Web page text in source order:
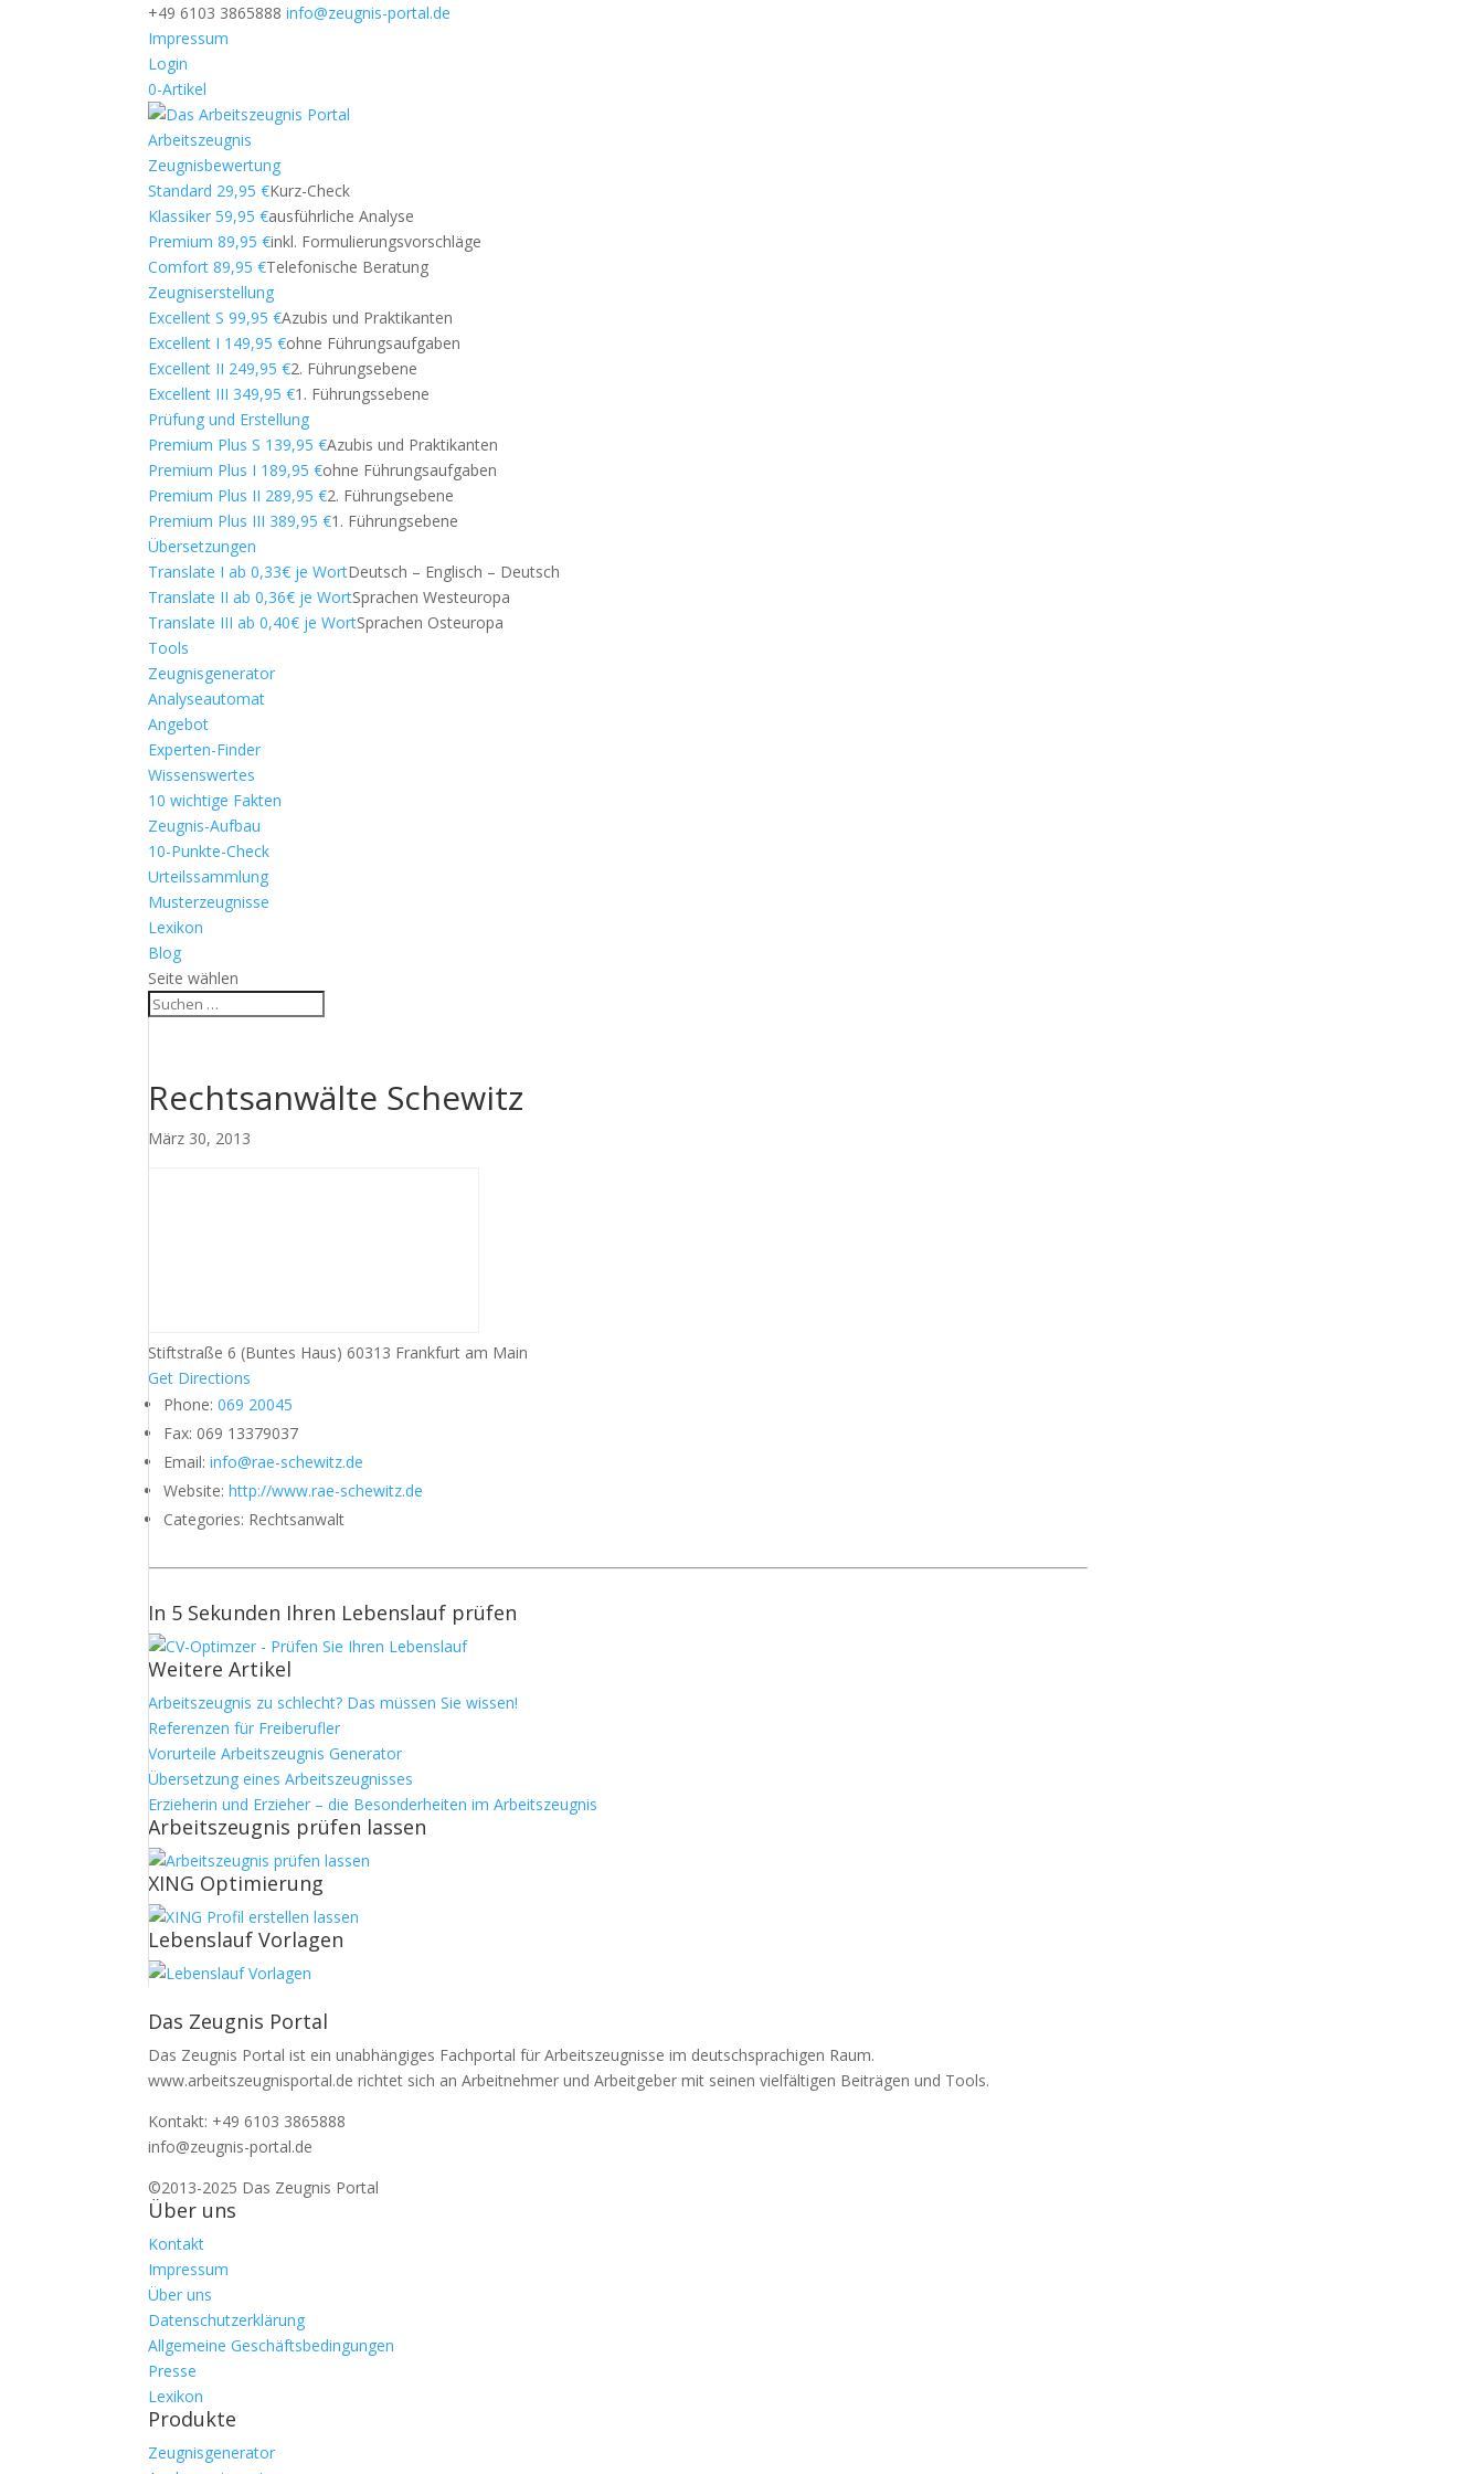
+49 6103 3865888 info@zeugnis-portal.de
Impressum
Login
0-Artikel
Arbeitszeugnis
Zeugnisbewertung
Standard 29,95 €Kurz-Check
Klassiker 59,95 €ausführliche Analyse
Premium 89,95 €inkl. Formulierungsvorschläge
Comfort 89,95 €Telefonische Beratung
Zeugniserstellung
Excellent S 99,95 €Azubis und Praktikanten
Excellent I 149,95 €ohne Führungsaufgaben
Excellent II 249,95 €2. Führungsebene
Excellent III 349,95 €1. Führungssebene
Prüfung und Erstellung
Premium Plus S 139,95 €Azubis und Praktikanten
Premium Plus I 189,95 €ohne Führungsaufgaben
Premium Plus II 289,95 €2. Führungsebene
Premium Plus III 389,95 €1. Führungsebene
Übersetzungen
Translate I ab 0,33€ je WortDeutsch – Englisch – Deutsch
Translate II ab 0,36€ je WortSprachen Westeuropa
Translate III ab 0,40€ je WortSprachen Osteuropa
Tools
Zeugnisgenerator
Analyseautomat
Angebot
Experten-Finder
Wissenswertes
10 wichtige Fakten
Zeugnis-Aufbau
10-Punkte-Check
Urteilssammlung
Musterzeugnisse
Lexikon
Blog
Seite wählen
Rechtsanwälte Schewitz
März 30, 2013
Stiftstraße 6 (Buntes Haus) 60313 Frankfurt am Main
Get Directions
Phone:069 20045
Fax: 069 13379037
Email:info@rae-schewitz.de
Website:http://www.rae-schewitz.de
Categories: Rechtsanwalt
In 5 Sekunden Ihren Lebenslauf prüfen
Weitere Artikel
Arbeitszeugnis zu schlecht? Das müssen Sie wissen!
Referenzen für Freiberufler
Vorurteile Arbeitszeugnis Generator
Übersetzung eines Arbeitszeugnisses
Erzieherin und Erzieher – die Besonderheiten im Arbeitszeugnis
Arbeitszeugnis prüfen lassen
XING Optimierung
Lebenslauf Vorlagen
Das Zeugnis Portal
Das Zeugnis Portal ist ein unabhängiges Fachportal für Arbeitszeugnisse im deutschsprachigen Raum.
www.arbeitszeugnisportal.de richtet sich an Arbeitnehmer und Arbeitgeber mit seinen vielfältigen Beiträgen und Tools.
Kontakt: +49 6103 3865888
info@zeugnis-portal.de
©2013-2025 Das Zeugnis Portal
Über uns
Kontakt
Impressum
Über uns
Datenschutzerklärung
Allgemeine Geschäftsbedingungen
Presse
Lexikon
Produkte
Zeugnisgenerator